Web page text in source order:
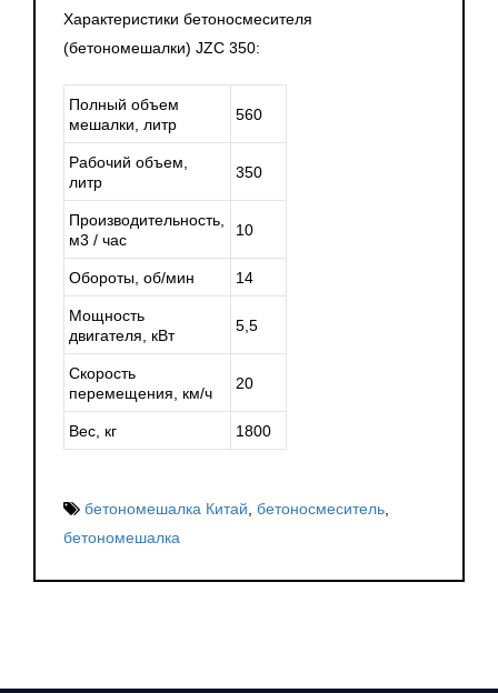
Характеристики бетоносмесителя
(бетономешалки) JZC 350:
Полный объем
мешалки, литр
560
Рабочий объем,
литр
350
Производительность,
м3 / час
10
Обороты, об/мин 14
Мощность
двигателя, кВт
5,5
Скорость
перемещения, км/ч
20
Вес, кг 1800
бетономешалка Китай бетоносмеситель
бетономешалка